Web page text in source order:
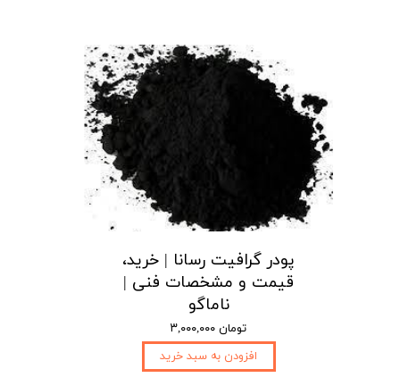
پودر گرافیت رسانا | خرید،
قیمت و مشخصات فنی |
ناماگو
۳,۰۰۰,۰۰۰ تومان
افزودن به سبد خرید